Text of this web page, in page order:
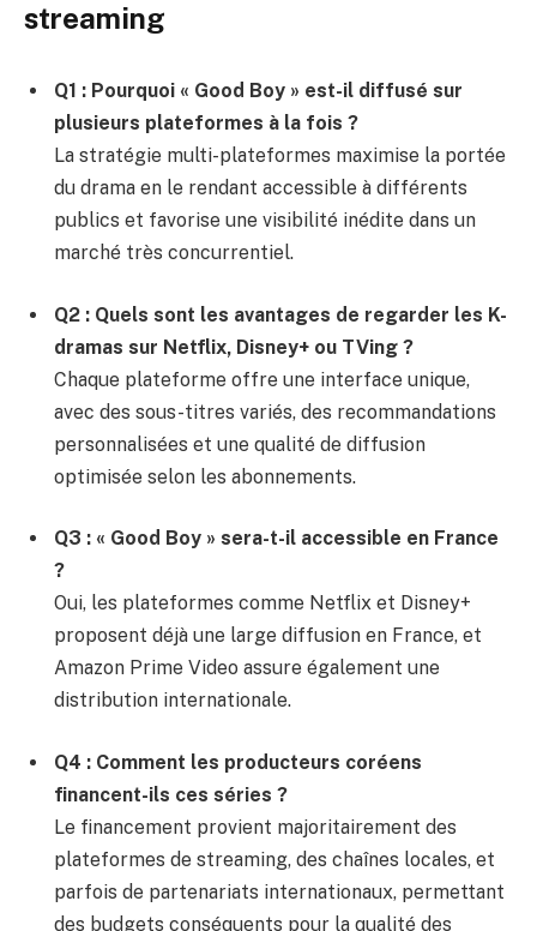
streaming
Q1 : Pourquoi « Good Boy » est-il diffusé sur
plusieurs plateformes à la fois ?
La stratégie multi-plateformes maximise la portée
du drama en le rendant accessible à différents
publics et favorise une visibilité inédite dans un
marché très concurrentiel.
Q2 : Quels sont les avantages de regarder les K-
dramas sur Netflix, Disney+ ou TVing ?
Chaque plateforme offre une interface unique,
avec des sous-titres variés, des recommandations
personnalisées et une qualité de diffusion
optimisée selon les abonnements.
Q3 : « Good Boy » sera-t-il accessible en France
?
Oui, les plateformes comme Netflix et Disney+
proposent déjà une large diffusion en France, et
Amazon Prime Video assure également une
distribution internationale.
Q4 : Comment les producteurs coréens
financent-ils ces séries ?
Le financement provient majoritairement des
plateformes de streaming, des chaînes locales, et
parfois de partenariats internationaux, permettant
des budgets conséquents pour la qualité des